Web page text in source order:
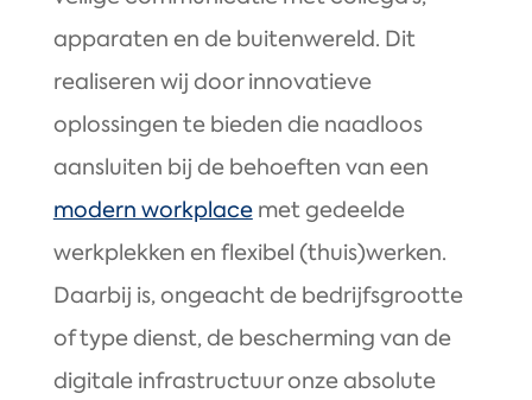
apparaten en de buitenwereld. Dit
realiseren wij door innovatieve
oplossingen te bieden die naadloos
aansluiten bij de behoeften van een
modern workplacemet gedeelde
werkplekken en flexibel (thuis)werken.
Daarbij is, ongeacht de bedrijfsgrootte
of type dienst, de bescherming van de
digitale infrastructuur onze absolute